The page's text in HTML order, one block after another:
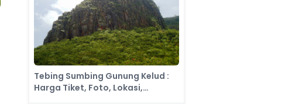
Tebing Sumbing Gunung Kelud :
Harga Tiket, Foto, Lokasi,